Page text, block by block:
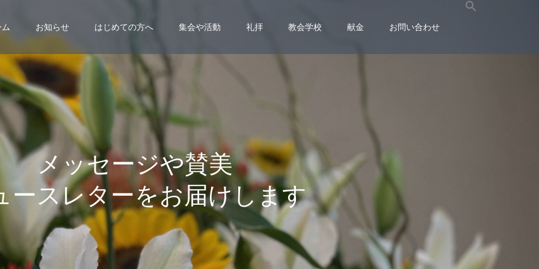
お知らせ はじめての方へ 集会や活動 礼拝 教会学校 献金 お問い合わせ
メッセージや賛美
ースレターをお届けします